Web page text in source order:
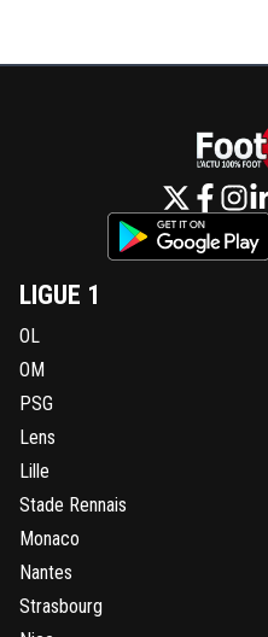
LIGUE 1
OL
OM
PSG
Lens
Lille
Stade Rennais
Monaco
Nantes
Strasbourg